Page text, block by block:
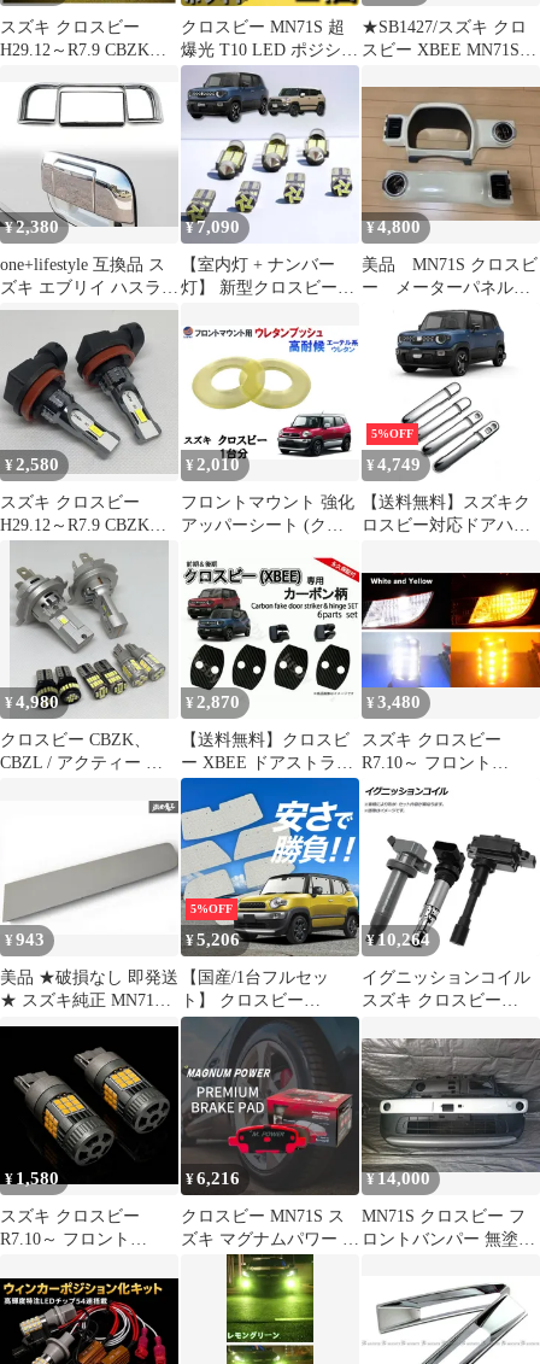
スズキ クロスビー
H29.12～R7.9 CBZK、
H8/H11/H16 LED フォ
グランプ バルブ 球 2個
LEDチップ搭載 ポン付
け 新品 送料込み Bタイ
プ
クロスビー MN71S 超
爆光 T10 LED ポジショ
ン球 スモールランプ 車
幅灯 3030チップ 10連
プロジェクターレンズ
搭載 ホワイト 2個セッ
★SB1427/スズキ クロ
スビー XBEE MN71S
ネル A/Cスイッチ シフ
トパネル付
¥2,380
one+lifestyle 互換品 ス
ズキ エブリイ ハスラー
ワゴンR系 汎用 バック
ドアノブカバー クロー
ムメッキ ドレスアップ
取付簡単 日産 マツダ
三菱 クリッパー スクラ
ム(シルバー)
¥7,090
【室内灯 + ナンバー
灯】 新型クロスビー
MN71S/MND1S) 簡単交
換 ルームライト ルーム
ランプ 取付工具付き
【簡単取付】無極性
6000K ゴースト灯防止
室内灯 パーツ カー用品
カスタム 各グレード
122aaa5b
¥4,800
美品 MN71S クロスビ
ー メーターパネル
インパネパネル イン
ストメント
¥2,580
スズキ クロスビー
H29.12～R7.9 CBZK、
CBZL 車検対応 爆光
H8/H11/H16 LED フォ
グランプ バルブ 球 特
注ハイパワーLEDチッ
プ搭載 2個SET ポン付
け 新品 車検対応 Eタイ
プ
¥ 2,010
フロントマウント 強化
アッパーシート (クロ
ト 強化ブッシュ アッパ
ーマウントショック サ
スペンション マウント
シート
5%OFF
¥ 4,749
【送料無料】スズキク
ロスビー対応ドアハン
バー4点セットABS製外
装パーツ保護カバーキ
ズ防止汚れ防止簡単取
付フィット感向上ドレ
スアップカスタムパー
ツ交換用カバータイプ
光沢仕上げ見た目向上
車体保護メンテナンス
性向上実用性アップ
¥4,980
クロスビー CBZK、
CBZL / アクティー ト
8･9 爆光 H4 ヘッドライ
ション ナンバー灯 8点
SET ポン付け 車検対応
タイプF
¥ 2,870
【送料無料】クロスビ
ー XBEE ドアストライ
カー＆ヒンジカバー
(カーボン柄/ノーマル)
ドアカバー 汚れ防止&
ドレスアップ 内装パー
ツ アクセサリー スズキ
用 MN71S MND1S コー
ド:26287
¥3,480
スズキ クロスビー
R7.10～ フロント
MND1S 高輝度 ウイン
カー ポジション化キッ
ト T20 ピンチ部違い
LED バルブ 54連搭載
白&黄 ハイフラ防止抵
抗器付 新品 送料無料
¥943
美品 ★破損なし 即発送
★ スズキ純正 MN71S
クロスビー フロントド
ア プロテクター パネル
右 右側 ZVS クラッシ
ーブラウン 77512-76R0
5%OFF
¥5,206
【国産/1台フルセッ
ト】 クロスビー
MN71S系 サンシェード
カーテン 車中泊 グッズ
クラフトシェード
XBEE カーフィルム カ
ーシェード サイド フロ
ント セット 日除け 専
用 Lot No.01
¥10,264
イグニッションコイル
スズキ クロスビー
2017年11月～ AP-
IGCOIL-201
¥ 1,580
スズキ クロスビー
R7.10～ フロント
グル/T20ピンチ部違い
兼用 アンバー LED ウ
インカー 冷却ファン搭
載 ハイフラ防止抵抗内
¥6,216
クロスビー MN71S ス
ズキ マグナムパワー フ
ロント ブレーキパッド
MP-388 国産車用 グリ
ス付き 車検対応 赤黒
スポーツデザイン 低ダ
スト シム付き
¥14,000
MN71S クロスビー フ
ロントバンパー 無塗装